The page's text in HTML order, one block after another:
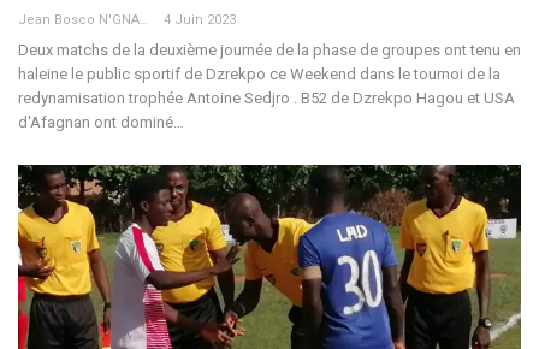
Jean Bosco N'GNAMA 4 Juin 2023
Deux matchs de la deuxième journée de la phase de groupes ont tenu en
haleine le public sportif de Dzrekpo ce Weekend dans le tournoi de la
redynamisation trophée Antoine Sedjro . B52 de Dzrekpo Hagou et USA
d'Afagnan ont dominé…